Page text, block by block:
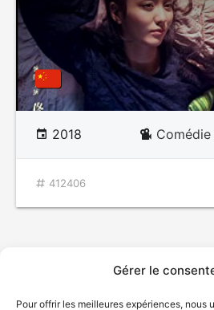
Gérer le
Pour offrir les meilleures expériences, nous
2018
412406